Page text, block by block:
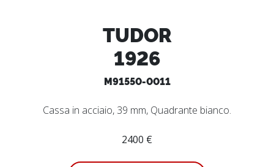
TUDOR
1926
M91550-0011
Cassa in acciaio, 39 mm, Quadrante bianco.
2400 €